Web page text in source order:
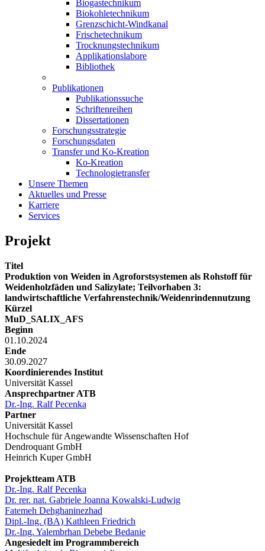
Biogastechnikum
Biokohletechnikum
Grenzschicht-Windkanal
Frischetechnikum
Trocknungstechnikum
Applikationslabore
Bibliothek
Publikationen
Publikationssuche
Schriftenreihen
Dissertationen
Forschungsstrategie
Forschungsdaten
Transfer und Ko-Kreation
Ko-Kreation
Technologietransfer
Unsere Themen
Aktuelles und Presse
Karriere
Services
Projekt
Titel
Produktion von Weiden in Agroforstsystemen als Rohstoff für
Weidenholzfäden und Salizylate; Teilvorhaben 3:
landwirtschaftliche Verfahrenstechnik/Weidenrindennutzung
Kürzel
MuD_SALIX_AFS
Beginn
01.10.2024
Ende
30.09.2027
Koordinierendes Institut
Universität Kassel
Ansprechpartner ATB
Dr.-Ing. Ralf Pecenka
Partner
Universität Kassel
Hochschule für Angewandte Wissenschaften Hof
Dendroquant GmbH
Heinrich Kuper GmbH
Projektteam ATB
Dr.-Ing. Ralf Pecenka
Dr. rer. nat. Gabriele Joanna Kowalski-Ludwig
Fatemeh Dehghaninezhad
Dipl.-Ing. (BA) Kathleen Friedrich
Dr.-Ing. Yalembrhan Debebe Bedanie
Angesiedelt im Programmbereich